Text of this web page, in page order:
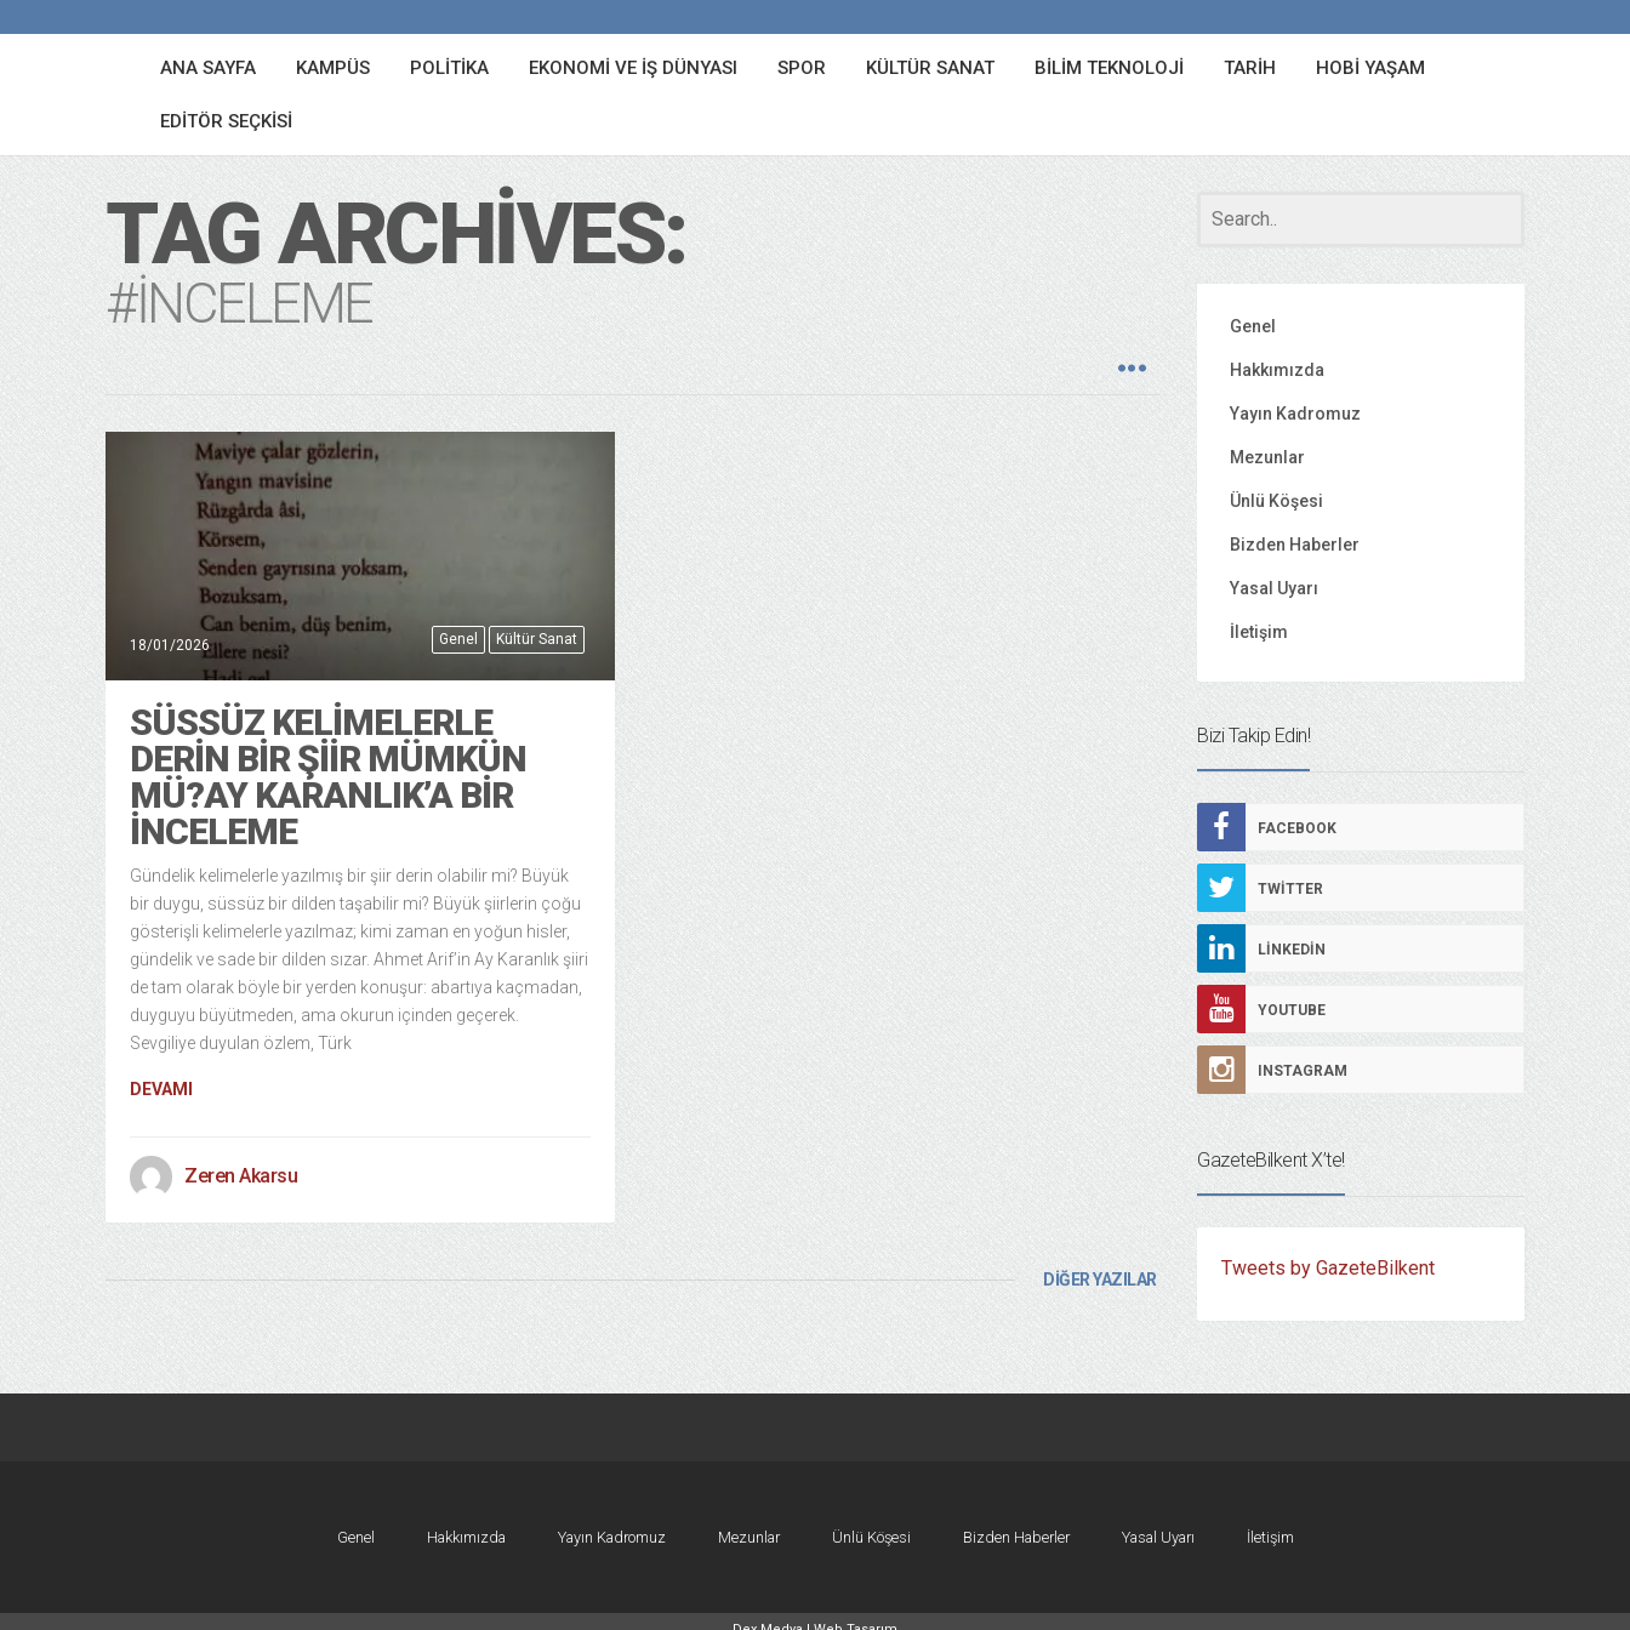
ANA SAYFA KAMPÜS POLITIKA EKONOMI VE İŞ DÜNYASI SPOR KÜLTÜR SANAT BILIM TEKNOLOJI TARIH HOBI YAŞAM
EDITÖR SEÇKISI
TAG ARCHIVES:
#INCELEME
Genel Kültür Sanat
18/01/2026
SÜSSÜZ KELIMELERLE
DERIN BIR ŞIIR MÜMKÜN
MÜ?AY KARANLIK’A BIR
İNCELEME
Gündelik kelimelerle yazılmış bir şiir derin olabilir mi? Büyük
bir duygu, süssüz bir dilden taşabilir mi? Büyük şiirlerin çoğu
gösterişli kelimelerle yazılmaz; kimi zaman en yoğun hisler,
gündelik ve sade bir dilden sızar. Ahmet Arif’in Ay Karanlık şiiri
de tam olarak böyle bir yerden konuşur: abartıya kaçmadan,
duyguyu büyütmeden, ama okurun içinden geçerek.
Sevgiliye duyulan özlem, Türk
DEVAMI
Zeren Akarsu
DİĞER YAZILAR
Genel
Hakkımızda
Yayın Kadromuz
Mezunlar
Ünlü Köşesi
Bizden Haberler
Yasal Uyarı
İletişim
Bizi Takip Edin!
FACEBOOK
TWITTER
LINKEDIN
YOUTUBE
INSTAGRAM
GazeteBilkent X’te!
Tweets by GazeteBilkent
Genel Hakkımızda Yayın Kadromuz Mezunlar Ünlü Köşesi Bizden Haberler Yasal Uyarı İletişim